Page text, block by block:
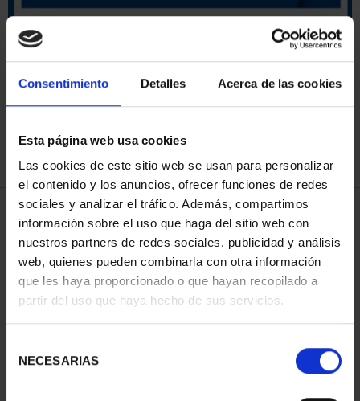
Consentimiento Detalles Acerca de las cookies
Esta página web usa cookies
Las cookies de este sitio web se usan para personalizar
el contenido y los anuncios, ofrecer funciones de redes
sociales y analizar el tráfico. Además, compartimos
información sobre el uso que haga del sitio web con
nuestros partners de redes sociales, publicidad y análisis
web, quienes pueden combinarla con otra información
que les haya proporcionado o que hayan recopilado a
partir del uso que haya hecho de sus servicios.
NECESARIAS
REFINAR
4 Productos encontrados